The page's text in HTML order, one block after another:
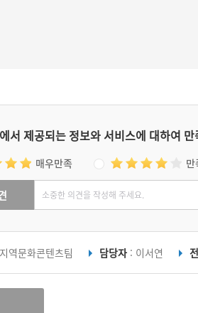
서 제공되는 정보와 서비스에 대하여
매우만족 만
역문화콘텐츠팀 담당자 : 이서연